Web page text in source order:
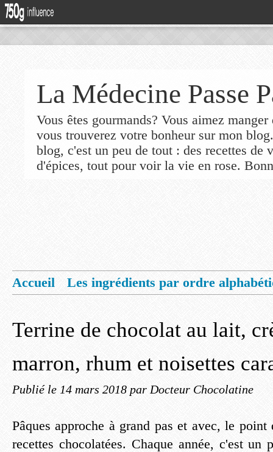
La Médecine Passe
Vous êtes gourmands? Vous aimez
vous trouverez votre bonheur sur mon
blog, c'est un peu de tout : des recettes de
d'épices, tout pour voir la vie en rose.
Accueil
Les ingrédients par ordre
Terrine de chocolat au lait,
marron, rhum et noisettes
Publié le 14 mars 2018 par Docteur Chocolatine
Pâques approche à grand pas et avec, le
recettes chocolatées. Chaque année, c'est un